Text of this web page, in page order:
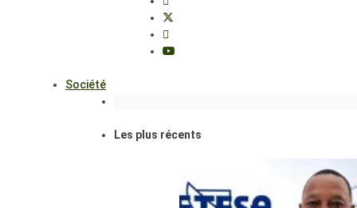
Société
Les plus récents